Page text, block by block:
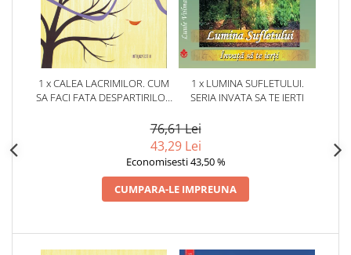
1 x CALEA LACRIMILOR. CUM
SA FACI FATA DESPARTIRILOR
1 x LUMINA SUFLETULUI.
SERIA INVATA SA TE IERTI
76,61 Lei
43,29 Lei
Economisesti 43,50 %
CUMPARA-LE IMPREUNA